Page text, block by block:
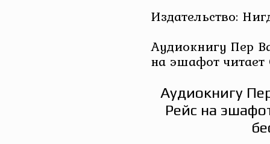
Издательство:
Аудиокнигу Пер
на эшафот читает
Аудиокнигу
Рейс на